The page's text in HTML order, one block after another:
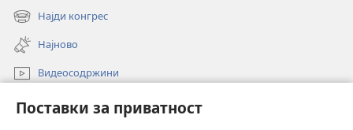
Поставки за приватност
new
window)
Најди конгрес
(opens
new
window)
Најново
Видеосодржини